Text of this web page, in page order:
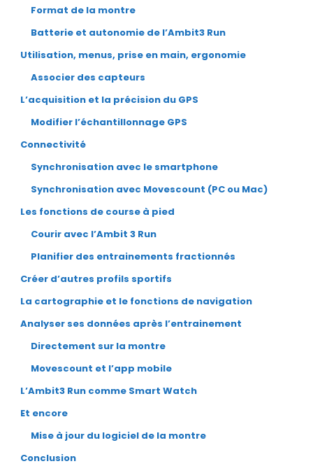
Format de la montre
Batterie et autonomie de l’Ambit3 Run
Utilisation, menus, prise en main, ergonomie
Associer des capteurs
L’acquisition et la précision du GPS
Modifier l’échantillonnage GPS
Connectivité
Synchronisation avec le smartphone
Synchronisation avec Movescount (PC ou Mac)
Les fonctions de course à pied
Courir avec l’Ambit 3 Run
Planifier des entrainements fractionnés
Créer d’autres profils sportifs
La cartographie et le fonctions de navigation
Analyser ses données après l’entrainement
Directement sur la montre
Movescount et l’app mobile
L’Ambit3 Run comme Smart Watch
Et encore
Mise à jour du logiciel de la montre
Conclusion